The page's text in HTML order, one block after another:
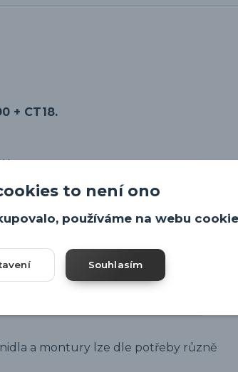
+ CT18.
a montury lze dle potřeby různě
to není ono
používáme na webu
Souhlasím